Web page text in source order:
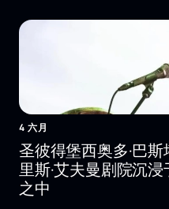
4 六月
圣彼得堡西奥多·巴
里斯·艾夫曼剧院沉
之中